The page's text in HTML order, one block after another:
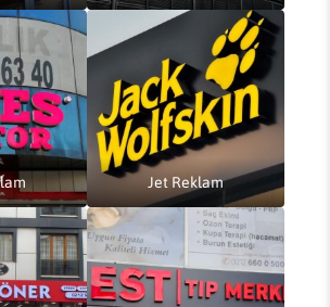
Jet Reklam